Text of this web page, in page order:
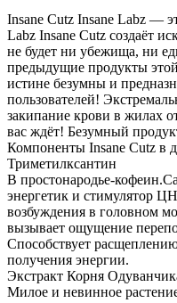
Insane Cutz Insane Labz —
Labz Insane Cutz создаёт
не будет ни убежища, ни
предыдущие продукты
истине безумны и
пользователей!
закипание крови в жилах
вас ждёт! Безумный
Компоненты Insane Cutz в
Триметилксантин
В простонародье-
энергетик и стимулятор
возбуждения в головном
вызывает ощущение
Способствует
получения энергии.
Экстракт Корня
Милое и невинное